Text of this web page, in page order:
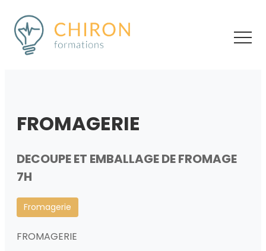
FROMAGERIE
DECOUPE ET EMBALLAGE DE FROMAGE
7H
Fromagerie
FROMAGERIE